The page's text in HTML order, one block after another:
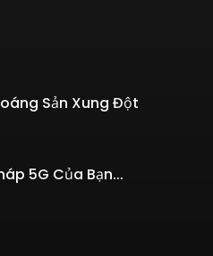
Sản Xung Đột
5G Của Bạn...